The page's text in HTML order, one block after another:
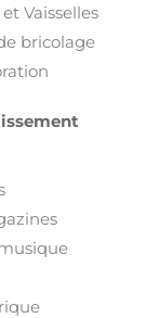
Vaisselles
bricolage